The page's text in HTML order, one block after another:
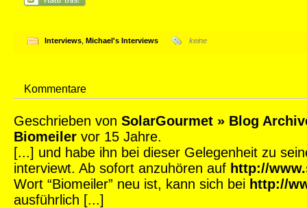
Interviews Michael's Interviews keine
Kommentare
Geschrieben von SolarGourmet » Blog
Biomeiler vor 15 Jahre.
[...] und habe ihn bei dieser Gelegenheit zu
interviewt. Ab sofort anzuhören auf http://
Wort “Biomeiler” neu ist, kann sich bei http://
ausführlich [...]